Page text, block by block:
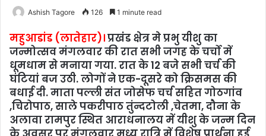
Ashish Tagore 126 1 minute read
महुआडांड (लातेहार)।प्रखंंड क्षेत्र मे प्रभु यीशु का
जन्मोत्सव मंगलवार की रात सभी जगह के चर्चो में
धूमधाम से मनाया गया. रात के 12 बजे सभी चर्च की
घंटियां बज उठी. लोगों ने एक-दूसरे को क्रिसमस की
बधाई दी. माता पल्ली संत जोसेफ चर्च सहित गोठगांव
,चिरोपाठ, साले पकरीपाठ तुंन्दटोली ,चेतमा, दौना के
अलावा रामपुर स्थित आराधनालय में यीशु के जन्म दिन